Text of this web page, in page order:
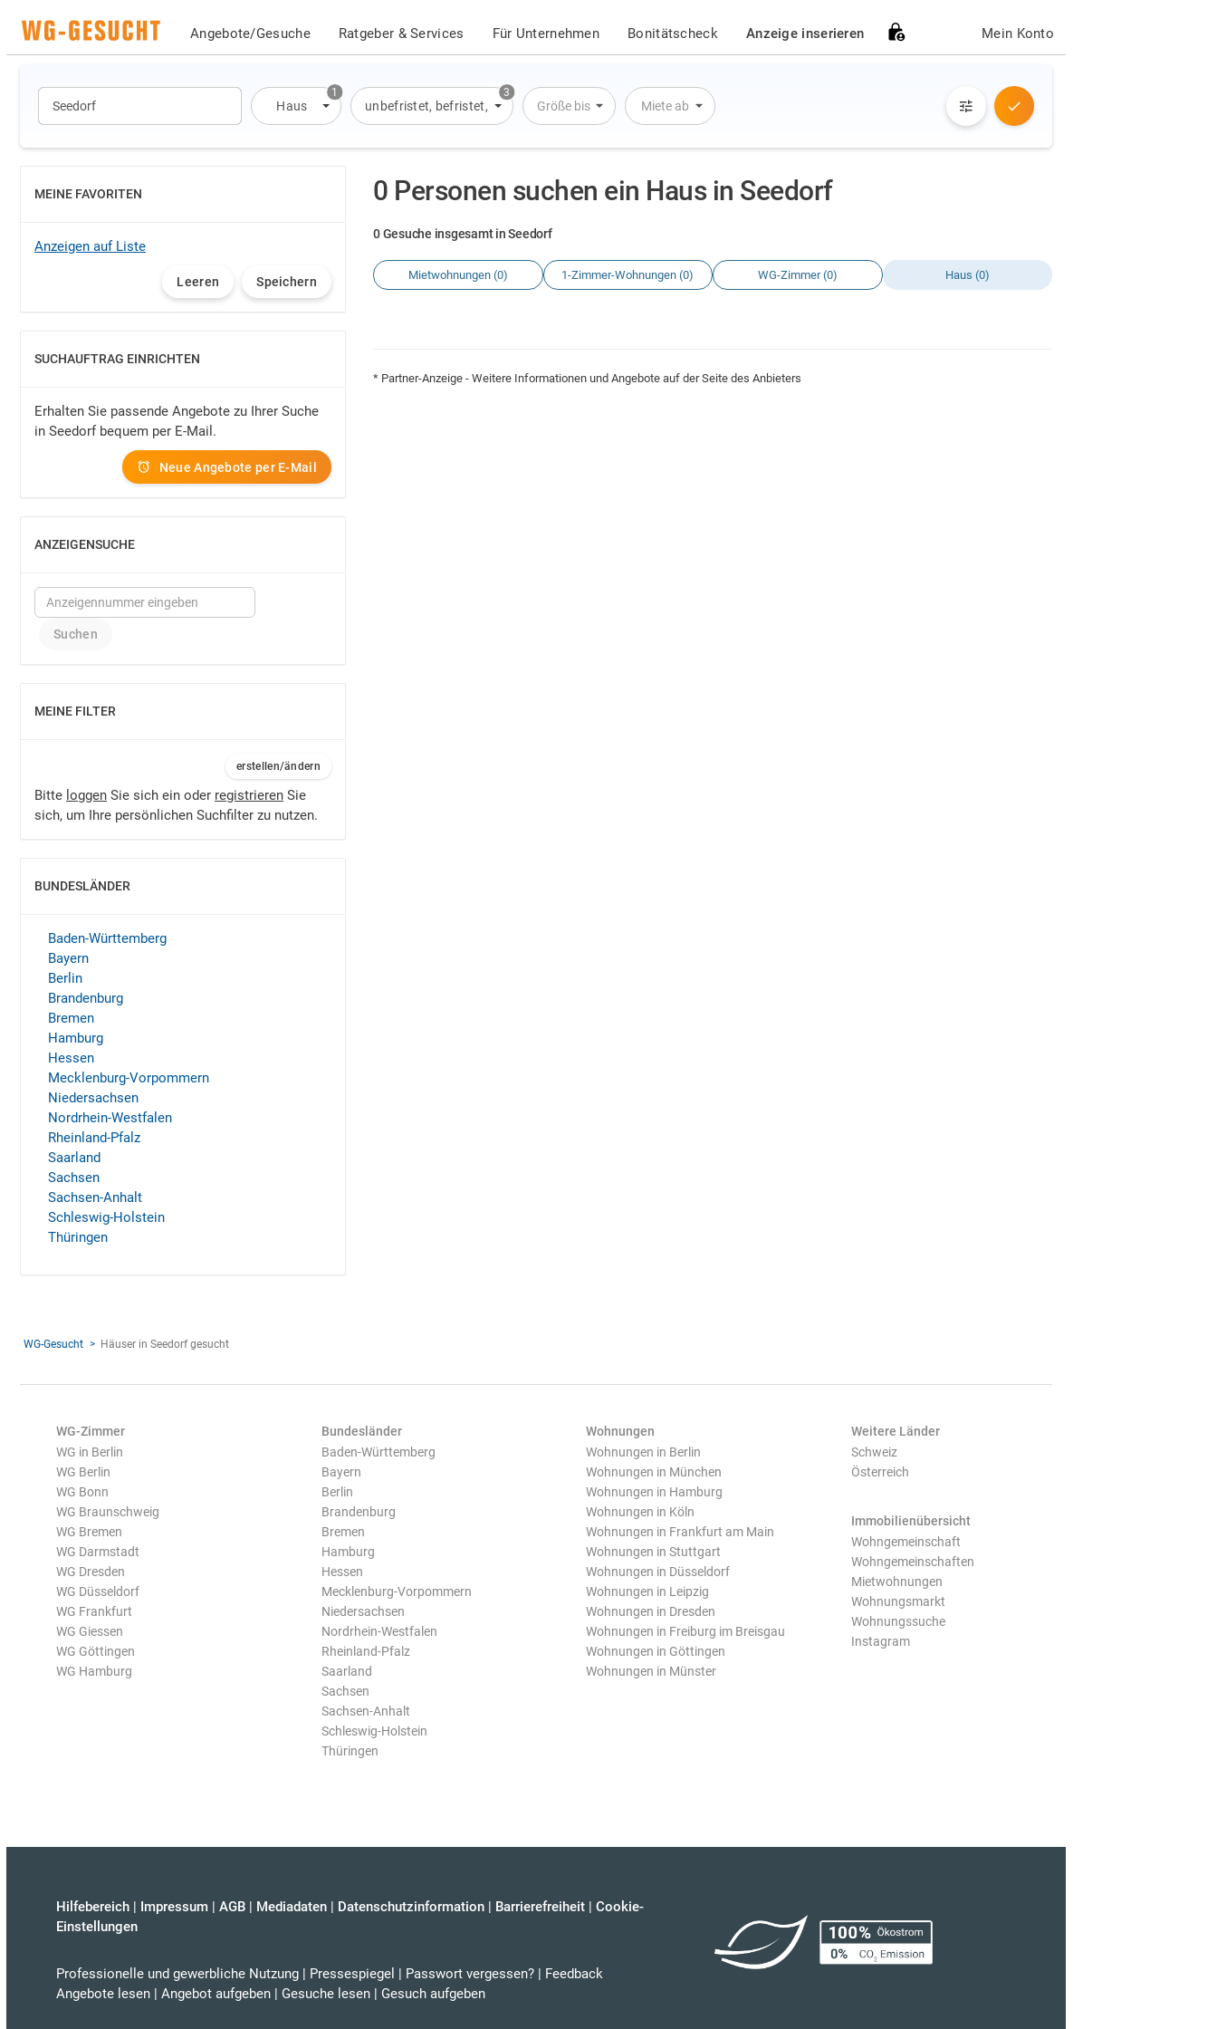
Angebote/Gesuche Ratgeber & Services Für Unternehmen Bonitätscheck Anzeige inserieren Mein Konto
1
Haus
3
unbefristet, befristet, Übernachtung
Größe bis Miete ab
0 Personen suchen ein Haus in Seedorf
0 Gesuche insgesamt in Seedorf
Mietwohnungen (0) 1-Zimmer-Wohnungen (0) WG-Zimmer (0) Haus (0)
* Partner-Anzeige - Weitere Informationen und Angebote auf der Seite des Anbieters
MEINE FAVORITEN
EINBLENDEN
Anzeigen auf Liste
Leeren Speichern
SUCHAUFTRAG EINRICHTEN
EINBLENDEN
Erhalten Sie passende Angebote zu Ihrer Suche
in Seedorf bequem per E-Mail.
Neue Angebote per E-Mail
ANZEIGENSUCHE
EINBLENDEN
MEINE FILTER
EINBLENDEN
erstellen/ändern
Bitte loggen Sie sich ein oder registrieren Sie
sich, um Ihre persönlichen Suchfilter zu nutzen.
BUNDESLÄNDER
EINBLENDEN
Baden-Württemberg
Bayern
Berlin
Brandenburg
Bremen
Hamburg
Hessen
Mecklenburg-Vorpommern
Niedersachsen
Nordrhein-Westfalen
Rheinland-Pfalz
Saarland
Sachsen
Sachsen-Anhalt
Schleswig-Holstein
Thüringen
WG-Gesucht Häuser in Seedorf gesucht
WG-Zimmer
WG in Berlin
WG Berlin
WG Bonn
WG Braunschweig
WG Bremen
WG Darmstadt
WG Dresden
WG Düsseldorf
WG Frankfurt
WG Giessen
WG Göttingen
WG Hamburg
Bundesländer
Baden-Württemberg
Bayern
Berlin
Brandenburg
Bremen
Hamburg
Hessen
Mecklenburg-Vorpommern
Niedersachsen
Nordrhein-Westfalen
Rheinland-Pfalz
Saarland
Sachsen
Sachsen-Anhalt
Schleswig-Holstein
Thüringen
Wohnungen
Wohnungen in Berlin
Wohnungen in München
Wohnungen in Hamburg
Wohnungen in Köln
Wohnungen in Frankfurt am Main
Wohnungen in Stuttgart
Wohnungen in Düsseldorf
Wohnungen in Leipzig
Wohnungen in Dresden
Wohnungen in Freiburg im Breisgau
Wohnungen in Göttingen
Wohnungen in Münster
Weitere Länder
Schweiz
Österreich
Immobilienübersicht
Wohngemeinschaft
Wohngemeinschaften
Mietwohnungen
Wohnungsmarkt
Wohnungssuche
Instagram
Hilfebereich | Impressum | AGB | Mediadaten | Datenschutzinformation | Barrierefreiheit | Cookie-
Einstellungen
Professionelle und gewerbliche Nutzung | Pressespiegel | Passwort vergessen? | Feedback
Angebote lesen | Angebot aufgeben | Gesuche lesen | Gesuch aufgeben